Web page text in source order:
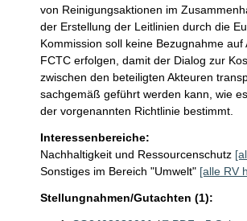
von Reinigungsaktionen im
der Erstellung der Leitlinien durch die
Kommission soll keine Bezugnahme auf
FCTC erfolgen, damit der Dialog zur
zwischen den beteiligten Akteuren
sachgemäß geführt werden kann, wie
der vorgenannten Richtlinie bestimmt.
Interessenbereiche:
Nachhaltigkeit und Ressourcenschutz
Sonstiges im Bereich "Umwelt" [alle RV
Stellungnahmen/Gutachten (1):